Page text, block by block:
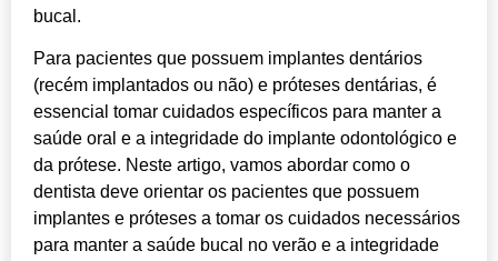
bucal.
Para pacientes que possuem implantes dentários
(recém implantados ou não) e próteses dentárias, é
essencial tomar cuidados específicos para manter a
saúde oral e a integridade do implante odontológico e
da prótese. Neste artigo, vamos abordar como o
dentista deve orientar os pacientes que possuem
implantes e próteses a tomar os cuidados necessários
para manter a saúde bucal no verão e a integridade